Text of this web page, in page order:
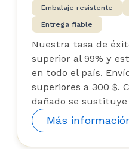
Embalaje resistente
Entrega fiable
Nuestra tasa de
superior al 99% y
en todo el país.
superiores a 300 $.
dañado se
Más